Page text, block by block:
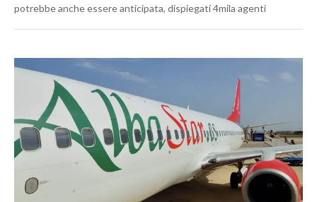
potrebbe anche essere anticipata, dispiegati 4mila agenti